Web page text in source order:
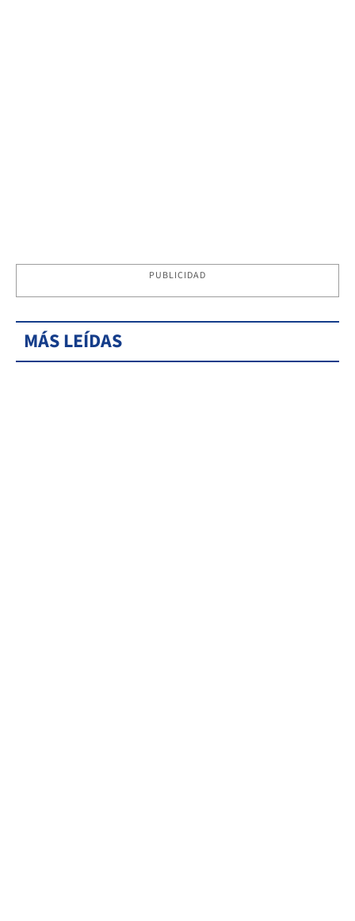
PUBLICIDAD
MÁS LEÍDAS